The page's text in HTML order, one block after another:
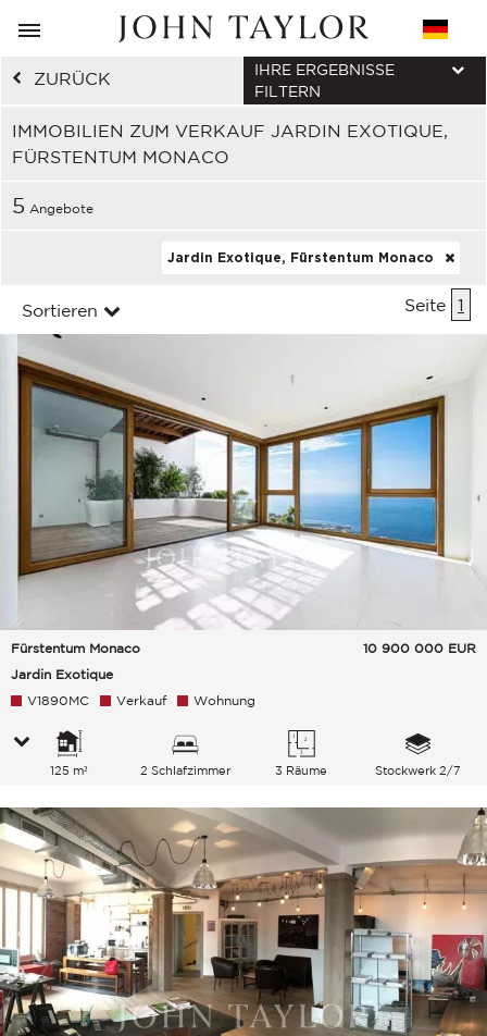
ZURÜCK
IMMOBILIEN ZUM VERKAUF JARDIN EXOTIQUE,
FÜRSTENTUM MONACO
IHRE ERGEBNISSE
FILTERN
5 Angebote
Jardin Exotique, Fürstentum Monaco
Sortieren Seite 1
Fürstentum Monaco
Jardin Exotique
10 900 000 EUR
V1890MC Verkauf Wohnung
125 m² 2 Schlafzimmer 3 Räume Stockwerk 2/7